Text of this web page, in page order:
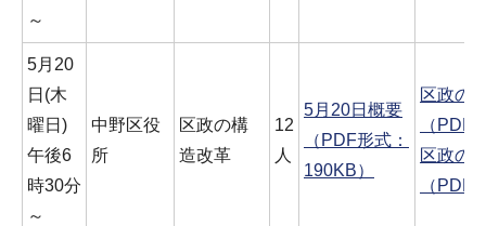
～
5月20
日(木
曜日)
午後6
時30分
～
中野区役
所
区政の構
造改革
12
人
5月20日概要
（PDF形式：
190KB）
区政の
（PDF
区政の
（PDF